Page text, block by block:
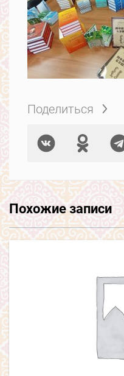
Поделиться
Похожие записи